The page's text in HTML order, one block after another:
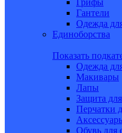
Гантели
Одежда
Единоборства
Показать
Одежда
Макивары
Лапы
Защита
Перчатки
Обувь для